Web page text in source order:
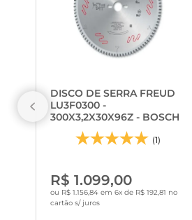
DISCO DE SERRA FREUD
LU3F0300 -
300X3,2X30X96Z - BOSCH
(1)
R$ 1.099,00
ou R$ 1.156,84 em 6x de R$ 192,81 no
cartão s/ juros